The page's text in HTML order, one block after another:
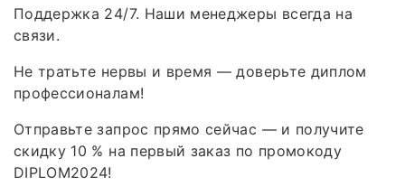
Поддержка 24/7. Наши менеджеры всегда на
связи.
Не тратьте нервы и время — доверьте диплом
профессионалам!
Отправьте запрос прямо сейчас — и получите
скидку 10 % на первый заказ по промокоду
DIPLOM2024!